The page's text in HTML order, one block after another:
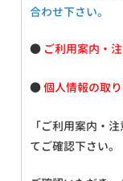
合わせ下さい。
● ご利用案内・
●個人情報の取
「ご利用案内・
てご確認下さい。